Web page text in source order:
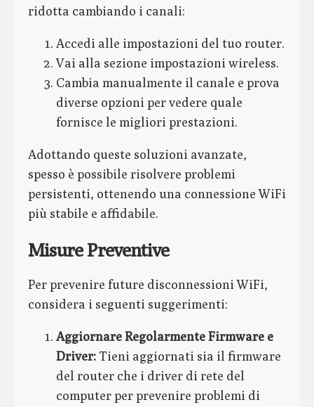
ridotta cambiando i canali:
Accedi alle impostazioni del tuo router.
Vai alla sezione impostazioni wireless.
Cambia manualmente il canale e prova
diverse opzioni per vedere quale
fornisce le migliori prestazioni.
Adottando queste soluzioni avanzate,
spesso è possibile risolvere problemi
persistenti, ottenendo una connessione WiFi
più stabile e affidabile.
Misure Preventive
Per prevenire future disconnessioni WiFi,
considera i seguenti suggerimenti:
Aggiornare Regolarmente Firmware e
Driver: Tieni aggiornati sia il firmware
del router che i driver di rete del
computer per prevenire problemi di